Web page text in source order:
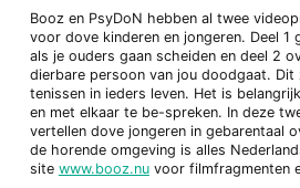
Booz en PsyDoN hebben al twee
voor dove kinderen en jongeren. Deel
als je ouders gaan scheiden en deel 2
dierbare persoon van jou doodgaat. Dit
tenissen in ieders leven. Het is
en met elkaar te be-spreken. In deze
vertellen dove jongeren in gebarentaal
de horende omgeving is alles
site www.booz.nuvoor filmfragmenten